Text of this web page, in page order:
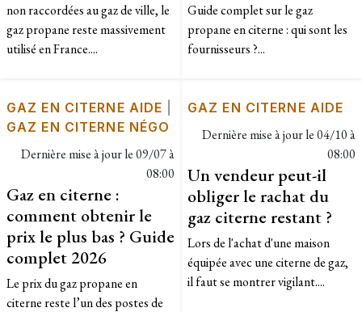
non raccordées au gaz de ville, le
gaz propane reste massivement
utilisé en France....
Guide complet sur le gaz
propane en citerne : qui sont les
fournisseurs ?...
GAZ EN CITERNE AIDE
GAZ EN CITERNE NÉGO
Dernière mise à jour le09/07 à
08:00
Gaz en citerne :
comment obtenir le
prix le plus bas ? Guide
complet 2026
Le prix du gaz propane en
citerne reste l’un des postes de
GAZ EN CITERNE AIDE
Dernière mise à jour le04/10 à
08:00
Un vendeur peut-il
obliger le rachat du
gaz citerne restant ?
Lors de l'achat d'une maison
équipée avec une citerne de gaz,
il faut se montrer vigilant....